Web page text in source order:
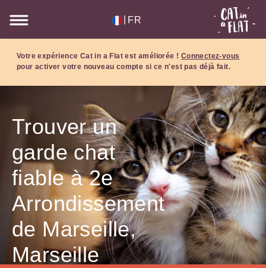
FR
Votre expérience Cat in a Flat est améliorée ! Connectez-vous
pour activer votre nouveau compte si ce n'est pas déjà fait.
Trouver un
garde chat
fiable à 2e
Arrondissement
de Marseille,
Marseille